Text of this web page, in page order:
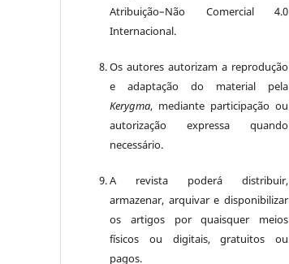
Atribuição–Não Comercial 4.0
Internacional.
Os autores autorizam a reprodução
e adaptação do material pela
Kerygma, mediante participação ou
autorização expressa quando
necessário.
A revista poderá distribuir,
armazenar, arquivar e disponibilizar
os artigos por quaisquer meios
físicos ou digitais, gratuitos ou
pagos.